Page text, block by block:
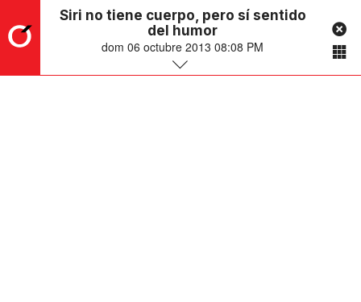
Siri no tiene cuerpo, pero sí sentido
del humor
dom 06 octubre 2013 08:08 PM